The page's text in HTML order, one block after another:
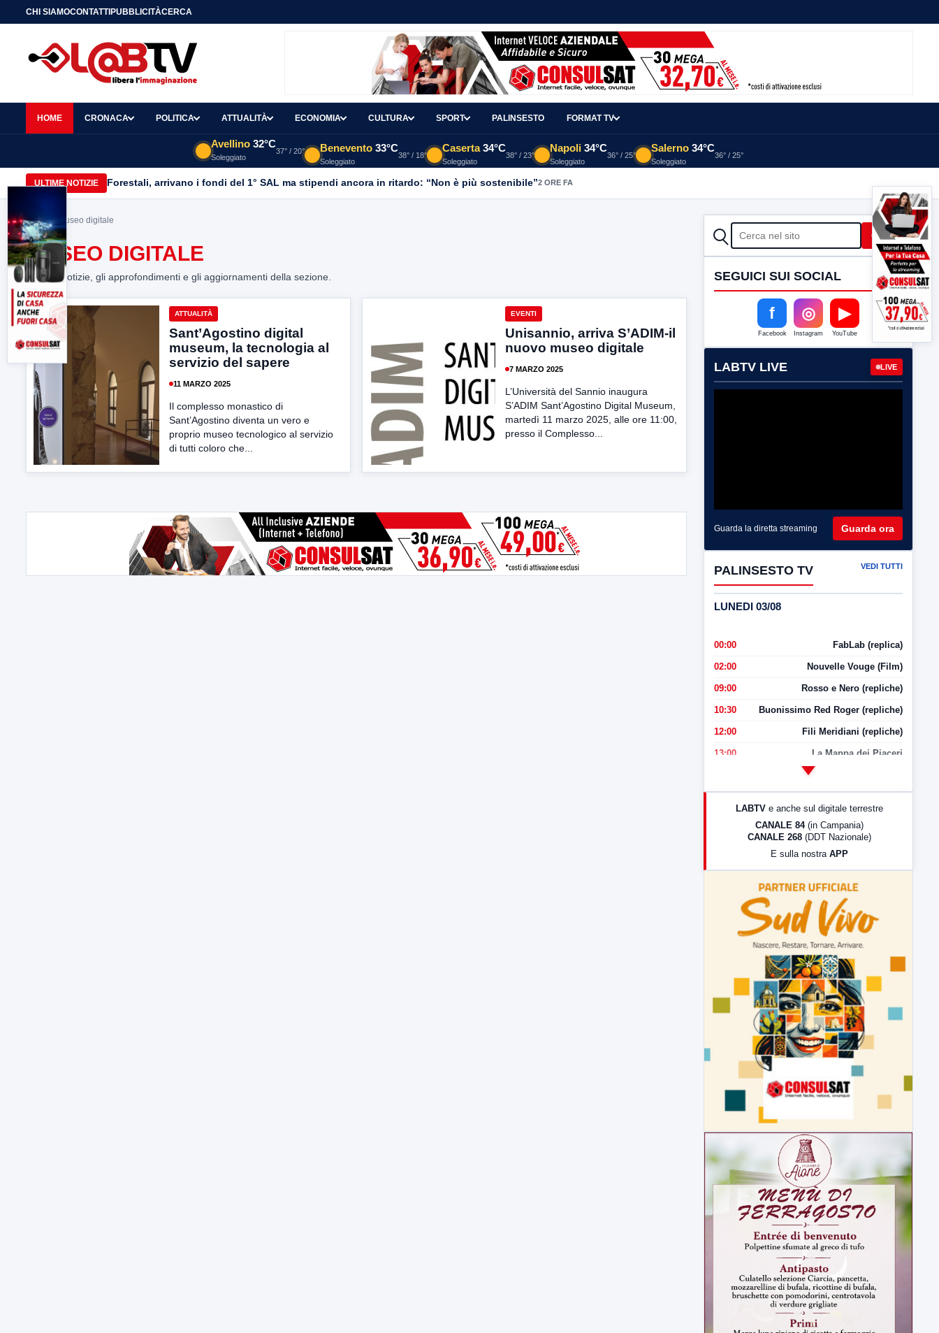
CHI SIAMOCONTATTIPUBBLICITÀCERCA
HOME CRONACA POLITICA ATTUALITÀ ECONOMIA CULTURA SPORT PALINSESTO FORMAT TV
Avellino 32°C
Soleggiato
37° / 20° Benevento 33°C
Soleggiato
38° / 18°
Caserta 34°C
Soleggiato
38° / 23°
Napoli 34°C
Soleggiato
36° / 25°
Salerno 34°C
Soleggiato
36° / 25°
ULTIME NOTIZIE Forestali, arrivano i fondi del 1° SAL ma stipendi ancora in ritardo: “Non è più sostenibile”2 ORE FA
Home> museo digitale
MUSEO DIGITALE
Tutte le notizie, gli approfondimenti e gli aggiornamenti della sezione.
ATTUALITÀ
Sant’Agostino digital
museum, la tecnologia al
servizio del sapere
11 MARZO 2025
Il complesso monastico di
Sant’Agostino diventa un vero e
proprio museo tecnologico al servizio
di tutti coloro che...
EVENTI
Unisannio, arriva S’ADIM-il
nuovo museo digitale
7 MARZO 2025
L’Università del Sannio inaugura
S’ADIM Sant’Agostino Digital Museum,
martedì 11 marzo 2025, alle ore 11:00,
presso il Complesso...
CERCA Cerca
SEGUICI SUI SOCIAL
f
Facebook
◎
Instagram
▶
YouTube
LABTV LIVE LIVE
Guarda la diretta streaming Guarda ora
PALINSESTO TV VEDI TUTTI
LUNEDI 03/08
00:00 FabLab (replica)
02:00 Nouvelle Vouge (Film)
09:00 Rosso e Nero (repliche)
10:30 Buonissimo Red Roger (repliche)
12:00 Fili Meridiani (repliche)
13:00 La Mappa dei Piaceri
LabNews (Diretta)
LabNews (replica)
LABTV e anche sul digitale terrestre
CANALE 84 (in Campania)
CANALE 268 (DDT Nazionale)
E sulla nostra APP